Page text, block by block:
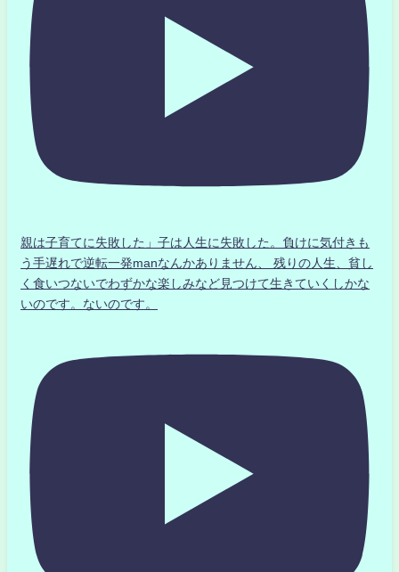
親は子育てに失敗した」子は人生に失敗した。負けに気付きも
う手遅れで逆転一発manなんかありません、 残りの人生、貧し
く食いつないでわずかな楽しみなど見つけて生きていくしかな
いのです。ないのです。